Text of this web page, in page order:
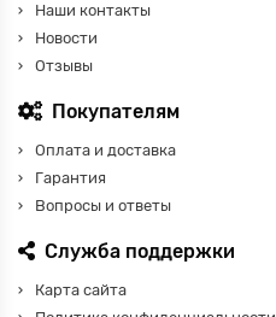
Наши контакты
Новости
Отзывы
Покупателям
Оплата и доставка
Гарантия
Вопросы и ответы
Служба поддержки
Карта сайта